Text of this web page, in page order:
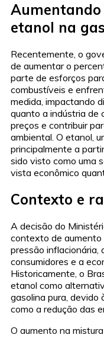
etanol na
Recentemente, o
de aumentar o
parte de esforços
combustíveis e
medida, impactando
quanto a indústria de
preços e contribuir
ambiental. O etanol,
principalmente a
sido visto como uma
vista econômico
Contexto e
A decisão do
contexto de aumento
pressão inflacionária,
consumidores e a
Historicamente, o
etanol como
gasolina pura, devido
como a redução das
O aumento na